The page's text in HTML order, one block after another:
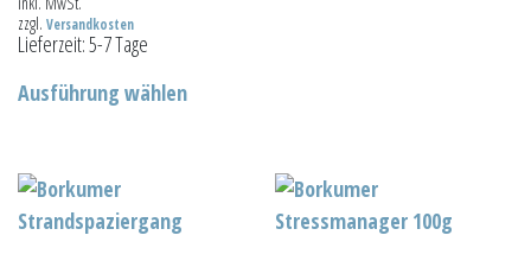
zzgl. Versandkosten
Lieferzeit:5-7 Tage
Ausführung wählenProdukt